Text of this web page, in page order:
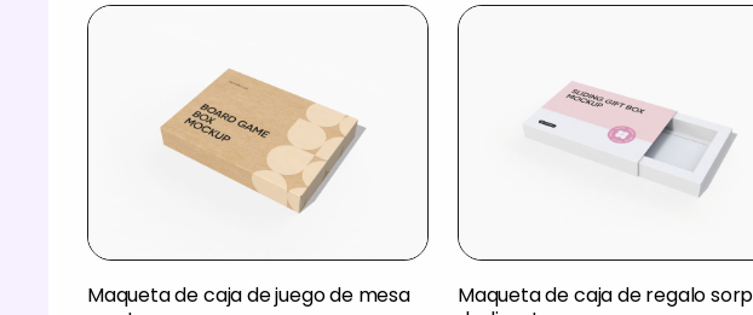
Maqueta de caja de juego de mesa
Maqueta de caja de regalo